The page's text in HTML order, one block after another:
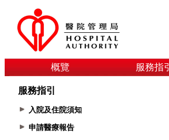
概覽 服務指引
服務指引
入院及住院須知
申請醫療報告